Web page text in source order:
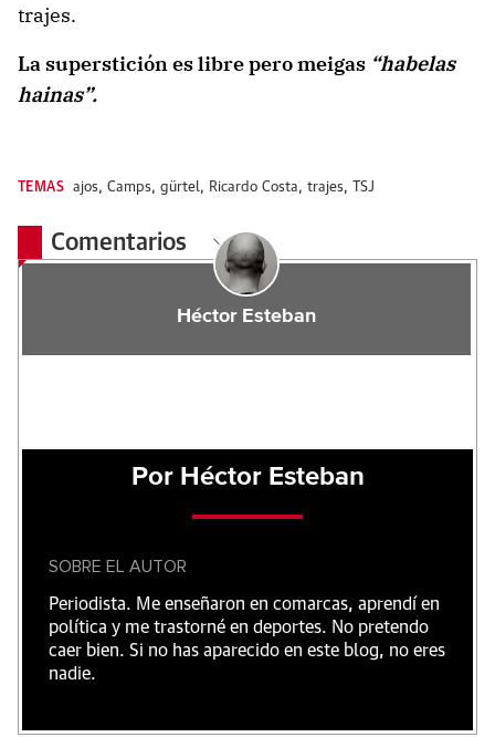
trajes.
La superstición es libre pero meigas “habelas
hainas”.
TEMAS ajos, Camps, gürtel, Ricardo Costa, trajes, TSJ
Comentarios
Héctor Esteban
Por Héctor Esteban
SOBRE EL AUTOR
Periodista. Me enseñaron en comarcas, aprendí en
política y me trastorné en deportes. No pretendo
caer bien. Si no has aparecido en este blog, no eres
nadie.